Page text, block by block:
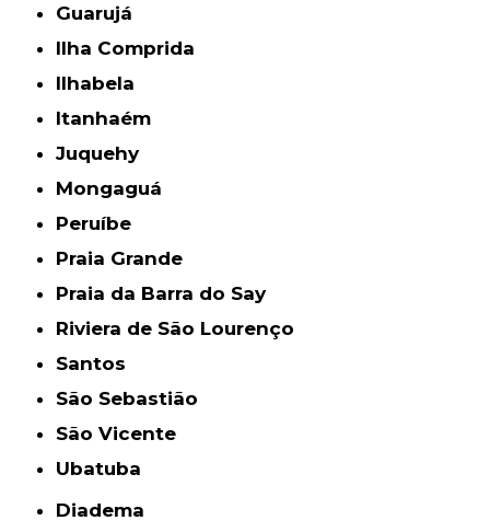
Guarujá
Ilha Comprida
Ilhabela
Itanhaém
Juquehy
Mongaguá
Peruíbe
Praia Grande
Praia da Barra do Say
Riviera de São Lourenço
Santos
São Sebastião
São Vicente
Ubatuba
Diadema